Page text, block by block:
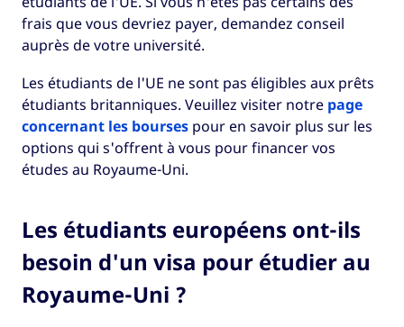
frais que vous devriez payer, demandez conseil
auprès de votre université.
Les étudiants de l'UE ne sont pas éligibles aux prêts
étudiants britanniques. Veuillez visiter notre page
concernant les bourses pour en savoir plus sur les
options qui s'offrent à vous pour financer vos
études au Royaume-Uni.
Les étudiants européens ont-ils
besoin d'un visa pour étudier au
Royaume-Uni ?